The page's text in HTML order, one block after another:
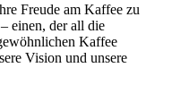
Freude am Kaffee zu
einen, der all die
Kaffee
Vision und unsere